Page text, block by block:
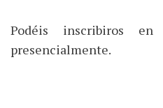
Podéis inscribiros
presencialmente.